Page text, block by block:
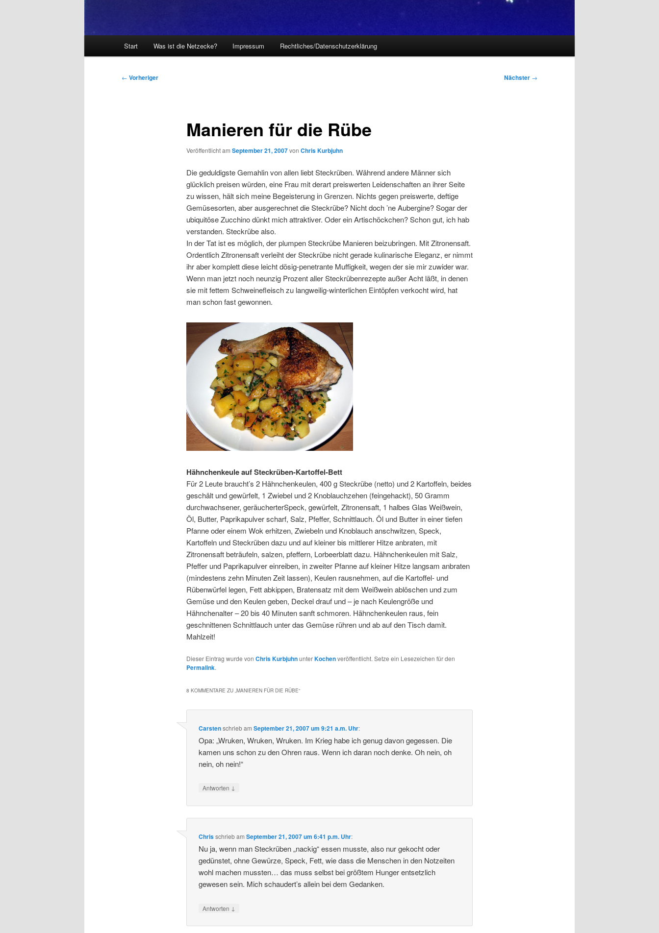
Start Was ist die Netzecke? Impressum Rechtliches/Datenschutzerklärung
Beitragsnavigation
← Vorheriger Nächster →
Manieren für die Rübe
Veröffentlicht am September 21, 2007von Chris Kurbjuhn
Die geduldigste Gemahlin von allen liebt Steckrüben. Während andere Männer sich
glücklich preisen würden, eine Frau mit derart preiswerten Leidenschaften an ihrer Seite
zu wissen, hält sich meine Begeisterung in Grenzen. Nichts gegen preiswerte, deftige
Gemüsesorten, aber ausgerechnet die Steckrübe? Nicht doch ’ne Aubergine? Sogar der
ubiquitöse Zucchino dünkt mich attraktiver. Oder ein Artischöckchen? Schon gut, ich hab
verstanden. Steckrübe also.
In der Tat ist es möglich, der plumpen Steckrübe Manieren beizubringen. Mit Zitronensaft.
Ordentlich Zitronensaft verleiht der Steckrübe nicht gerade kulinarische Eleganz, er nimmt
ihr aber komplett diese leicht dösig-penetrante Muffigkeit, wegen der sie mir zuwider war.
Wenn man jetzt noch neunzig Prozent aller Steckrübenrezepte außer Acht läßt, in denen
sie mit fettem Schweinefleisch zu langweilig-winterlichen Eintöpfen verkocht wird, hat
man schon fast gewonnen.
Hähnchenkeule auf Steckrüben-Kartoffel-Bett
Für 2 Leute braucht’s 2 Hähnchenkeulen, 400 g Steckrübe (netto) und 2 Kartoffeln, beides
geschält und gewürfelt, 1 Zwiebel und 2 Knoblauchzehen (feingehackt), 50 Gramm
durchwachsener, geräucherterSpeck, gewürfelt, Zitronensaft, 1 halbes Glas Weißwein,
Öl, Butter, Paprikapulver scharf, Salz, Pfeffer, Schnittlauch. Öl und Butter in einer tiefen
Pfanne oder einem Wok erhitzen, Zwiebeln und Knoblauch anschwitzen, Speck,
Kartoffeln und Steckrüben dazu und auf kleiner bis mittlerer Hitze anbraten, mit
Zitronensaft beträufeln, salzen, pfeffern, Lorbeerblatt dazu. Hähnchenkeulen mit Salz,
Pfeffer und Paprikapulver einreiben, in zweiter Pfanne auf kleiner Hitze langsam anbraten
(mindestens zehn Minuten Zeit lassen), Keulen rausnehmen, auf die Kartoffel- und
Rübenwürfel legen, Fett abkippen, Bratensatz mit dem Weißwein ablöschen und zum
Gemüse und den Keulen geben, Deckel drauf und – je nach Keulengröße und
Hähnchenalter – 20 bis 40 Minuten sanft schmoren. Hähnchenkeulen raus, fein
geschnittenen Schnittlauch unter das Gemüse rühren und ab auf den Tisch damit.
Mahlzeit!
Dieser Eintrag wurde von Chris KurbjuhnunterKochenveröffentlicht. Setze ein Lesezeichen für den
Permalink.
8 KOMMENTARE ZU „ MANIEREN FÜR DIE RÜBE“
CarstenschriebamSeptember 21, 2007 um 9:21 a.m. Uhr:
Opa: „Wruken, Wruken, Wruken. Im Krieg habe ich genug davon gegessen. Die
kamen uns schon zu den Ohren raus. Wenn ich daran noch denke. Oh nein, oh
nein, oh nein!“
Antworten ↓
ChrisschriebamSeptember 21, 2007 um 6:41 p.m. Uhr:
Nu ja, wenn man Steckrüben „nackig“ essen musste, also nur gekocht oder
gedünstet, ohne Gewürze, Speck, Fett, wie dass die Menschen in den Notzeiten
wohl machen mussten… das muss selbst bei größtem Hunger entsetzlich
gewesen sein. Mich schaudert’s allein bei dem Gedanken.
Antworten ↓